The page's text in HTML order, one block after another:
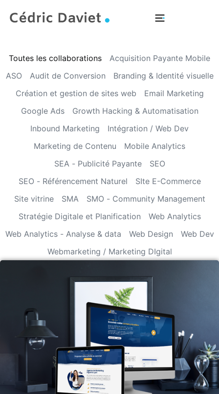
Acquisition Payante Mobile
ASO
Audit de Conversion
Branding & Identité visuelle
Création et gestion de sites web
Email Marketing
Google Ads
Growth Hacking & Automatisation
Inbound Marketing
Intégration / Web Dev
Marketing de Contenu
Mobile Analytics
SEA - Publicité Payante
SEO
SEO - Référencement Naturel
SIte E-Commerce
Site vitrine
SMA
SMO - Community Management
Stratégie Digitale et Planification
Web Analytics
Web Analytics - Analyse & data
Web Design
Web Dev
Webmarketing / Marketing DIgital
Toutes les collaborations